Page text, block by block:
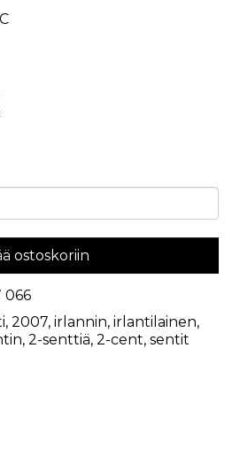
ostoskoriin
066
, 2007, irlannin, irlantilainen,
, 2-senttiä, 2-cent, sentit